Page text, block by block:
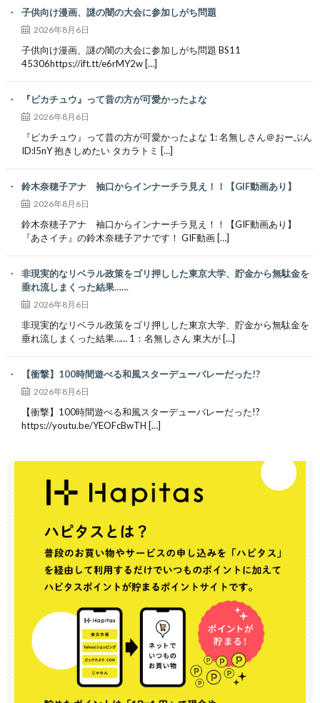
子供向け漫画、謎の闇の大会に参加しがち問題
2026年8月6日
子供向け漫画、謎の闇の大会に参加しがち問題 BS11
45306https://ift.tt/e6rMY2w […]
『ピカチュウ』って昔の方が可愛かったよな
2026年8月6日
『ピカチュウ』って昔の方が可愛かったよな 1: 名無しさん＠おーぷん
ID:l5nY 抱きしめたい タカラトミ […]
鈴木奈穂子アナ 袖口からインナーチラ見え！！【GIF動画あり】
2026年8月6日
鈴木奈穂子アナ 袖口からインナーチラ見え！！【GIF動画あり】
『あさイチ』の鈴木奈穂子アナです！ GIF動画 […]
非現実的なリベラル政策をゴリ押しした東京大学、貯金から無駄金を
垂れ流しまくった結果……
2026年8月6日
非現実的なリベラル政策をゴリ押しした東京大学、貯金から無駄金を
垂れ流しまくった結果…… 1：名無しさん 東大が […]
【衝撃】100時間遊べる和風スターデューバレーだった!?
2026年8月6日
【衝撃】100時間遊べる和風スターデューバレーだった!?
https://youtu.be/YEOFcBwTH […]